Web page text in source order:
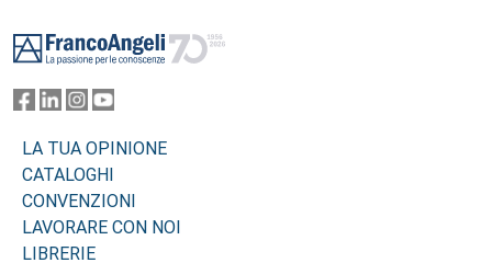
LA TUA OPINIONE
CATALOGHI
CONVENZIONI
LAVORARE CON NOI
LIBRERIE